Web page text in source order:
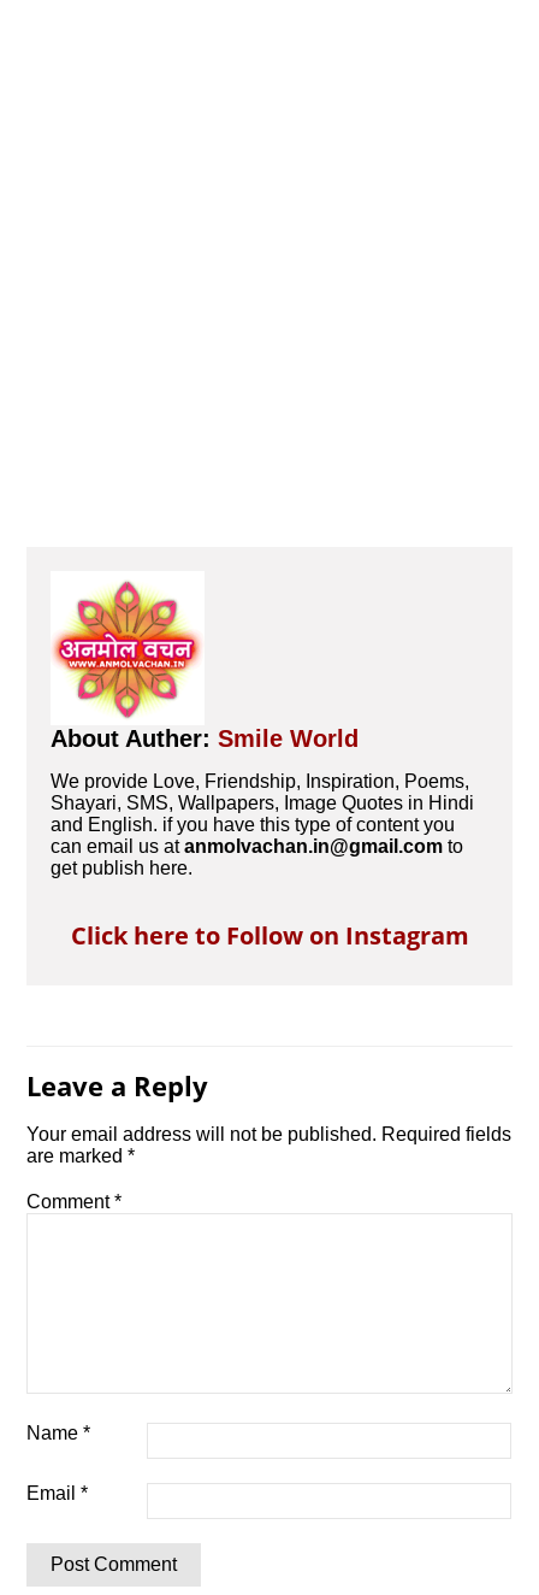
About Auther:Smile World
We provide Love, Friendship, Inspiration, Poems,
Shayari, SMS, Wallpapers, Image Quotes in Hindi
and English. if you have this type of content you
can email us atanmolvachan.in@gmail.com to
get publish here.
Click here to Follow on Instagram
Leave a Reply
Your email address will not be published. Required fields
are marked*
Comment*
Name*
Email*